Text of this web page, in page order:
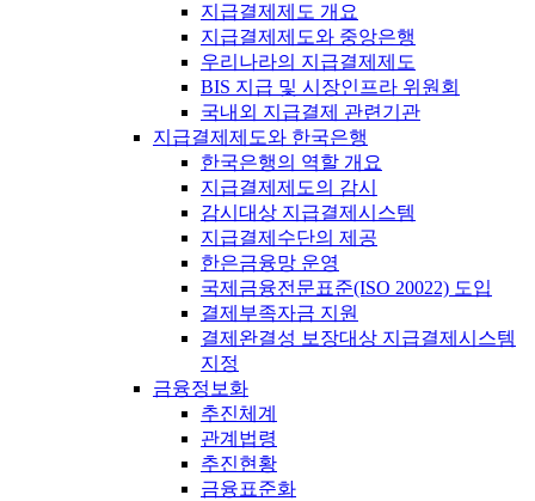
지급결제제도 개요
지급결제제도와 중앙은행
우리나라의 지급결제제도
BIS 지급 및 시장인프라 위원회
국내외 지급결제 관련기관
지급결제제도와 한국은행
한국은행의 역할 개요
지급결제제도의 감시
감시대상 지급결제시스템
지급결제수단의 제공
한은금융망 운영
국제금융전문표준(ISO 20022) 도입
결제부족자금 지원
결제완결성 보장대상 지급결제시스템
지정
금융정보화
추진체계
관계법령
추진현황
금융표준화